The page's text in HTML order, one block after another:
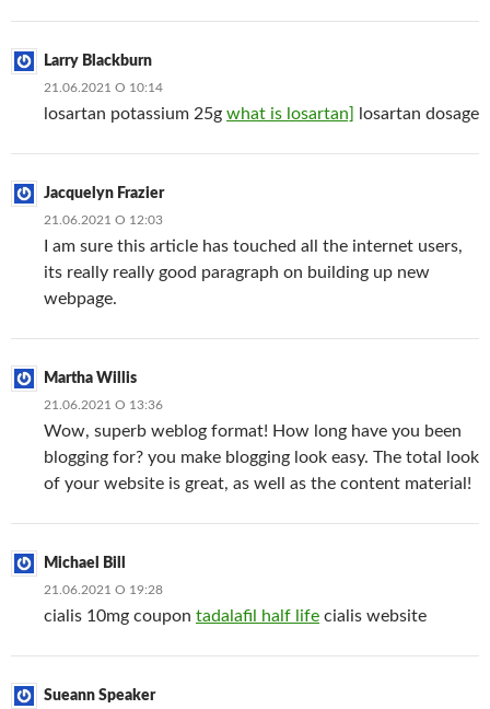
Larry Blackburn
21.06.2021 О 10:14
losartan potassium 25g what is losartan] losartan dosage
Jacquelyn Frazier
21.06.2021 О 12:03
I am sure this article has touched all the internet users,
its really really good paragraph on building up new
webpage.
Martha Willis
21.06.2021 О 13:36
Wow, superb weblog format! How long have you been
blogging for? you make blogging look easy. The total look
of your website is great, as well as the content material!
Michael Bill
21.06.2021 О 19:28
cialis 10mg coupon tadalafil half life cialis website
Sueann Speaker